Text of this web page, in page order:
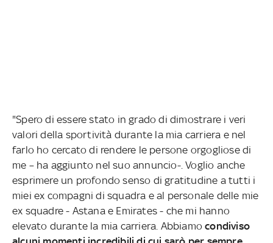
"Spero di essere stato in grado di dimostrare i veri
valori della sportività durante la mia carriera e nel
farlo ho cercato di rendere le persone orgogliose di
me – ha aggiunto nel suo annuncio-. Voglio anche
esprimere un profondo senso di gratitudine a tutti i
miei ex compagni di squadra e al personale delle mie
ex squadre - Astana e Emirates - che mi hanno
elevato durante la mia carriera. Abbiamocondiviso